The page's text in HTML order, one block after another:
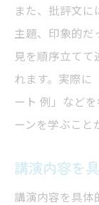
また、批評文
主題、印象的だ
見を順序立て
れます。実際に
ート 例」など
ーンを学ぶこと
講演内容を
講演内容を具体